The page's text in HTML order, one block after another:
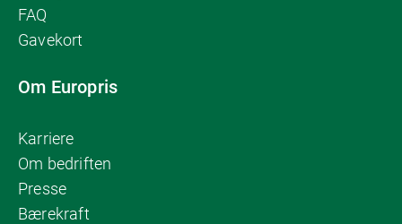
FAQ
Gavekort
Om Europris
Karriere
Om bedriften
Presse
Bærekraft